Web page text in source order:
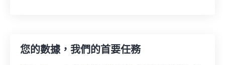
您的數據，我們的首要任務